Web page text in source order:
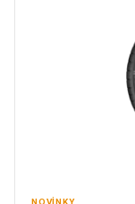
NOVINKY